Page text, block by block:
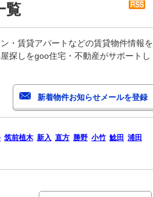
覧
・賃貸アパートなどの賃貸物件情報を
探しをgoo住宅・不動産がサポートし
筑前植木 新入 直方 勝野 小竹 鯰田 浦田